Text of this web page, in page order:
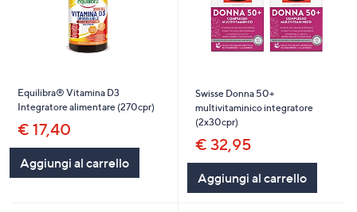
Equilibra® Vitamina D3
Integratore alimentare (270cpr)
€ 17,40
Aggiungi al carrello
Swisse Donna 50+
multivitaminico integratore
(2x30cpr)
€ 32,95
Aggiungi al carrello